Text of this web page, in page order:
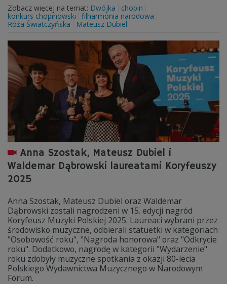
Zobacz więcej na temat: Dwójka
chopin
konkurs chopinowski
filharmonia narodowa
Róża Światczyńska
Mateusz Dubiel
Anna Szostak, Mateusz Dubiel i
Waldemar Dąbrowski laureatami Koryfeuszy
2025
Anna Szostak, Mateusz Dubiel oraz Waldemar
Dąbrowski zostali nagrodzeni w 15. edycji nagród
Koryfeusz Muzyki Polskiej 2025. Laureaci wybrani przez
środowisko muzyczne, odbierali statuetki w kategoriach
"Osobowość roku", "Nagroda honorowa" oraz "Odkrycie
roku". Dodatkowo, nagrodę w kategorii "Wydarzenie"
roku zdobyły muzyczne spotkania z okazji 80-lecia
Polskiego Wydawnictwa Muzycznego w Narodowym
Forum.